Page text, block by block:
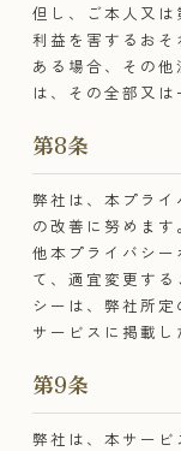
但し、ご本人又
利益を害するお
ある場合、その
は、その全部又は
第8条​
弊社は、本プラ
の改善に努めま
他本プライバシ
て、適宜変更す
シーは、弊社所
サービスに掲載し
第9条
弊社は、本サー